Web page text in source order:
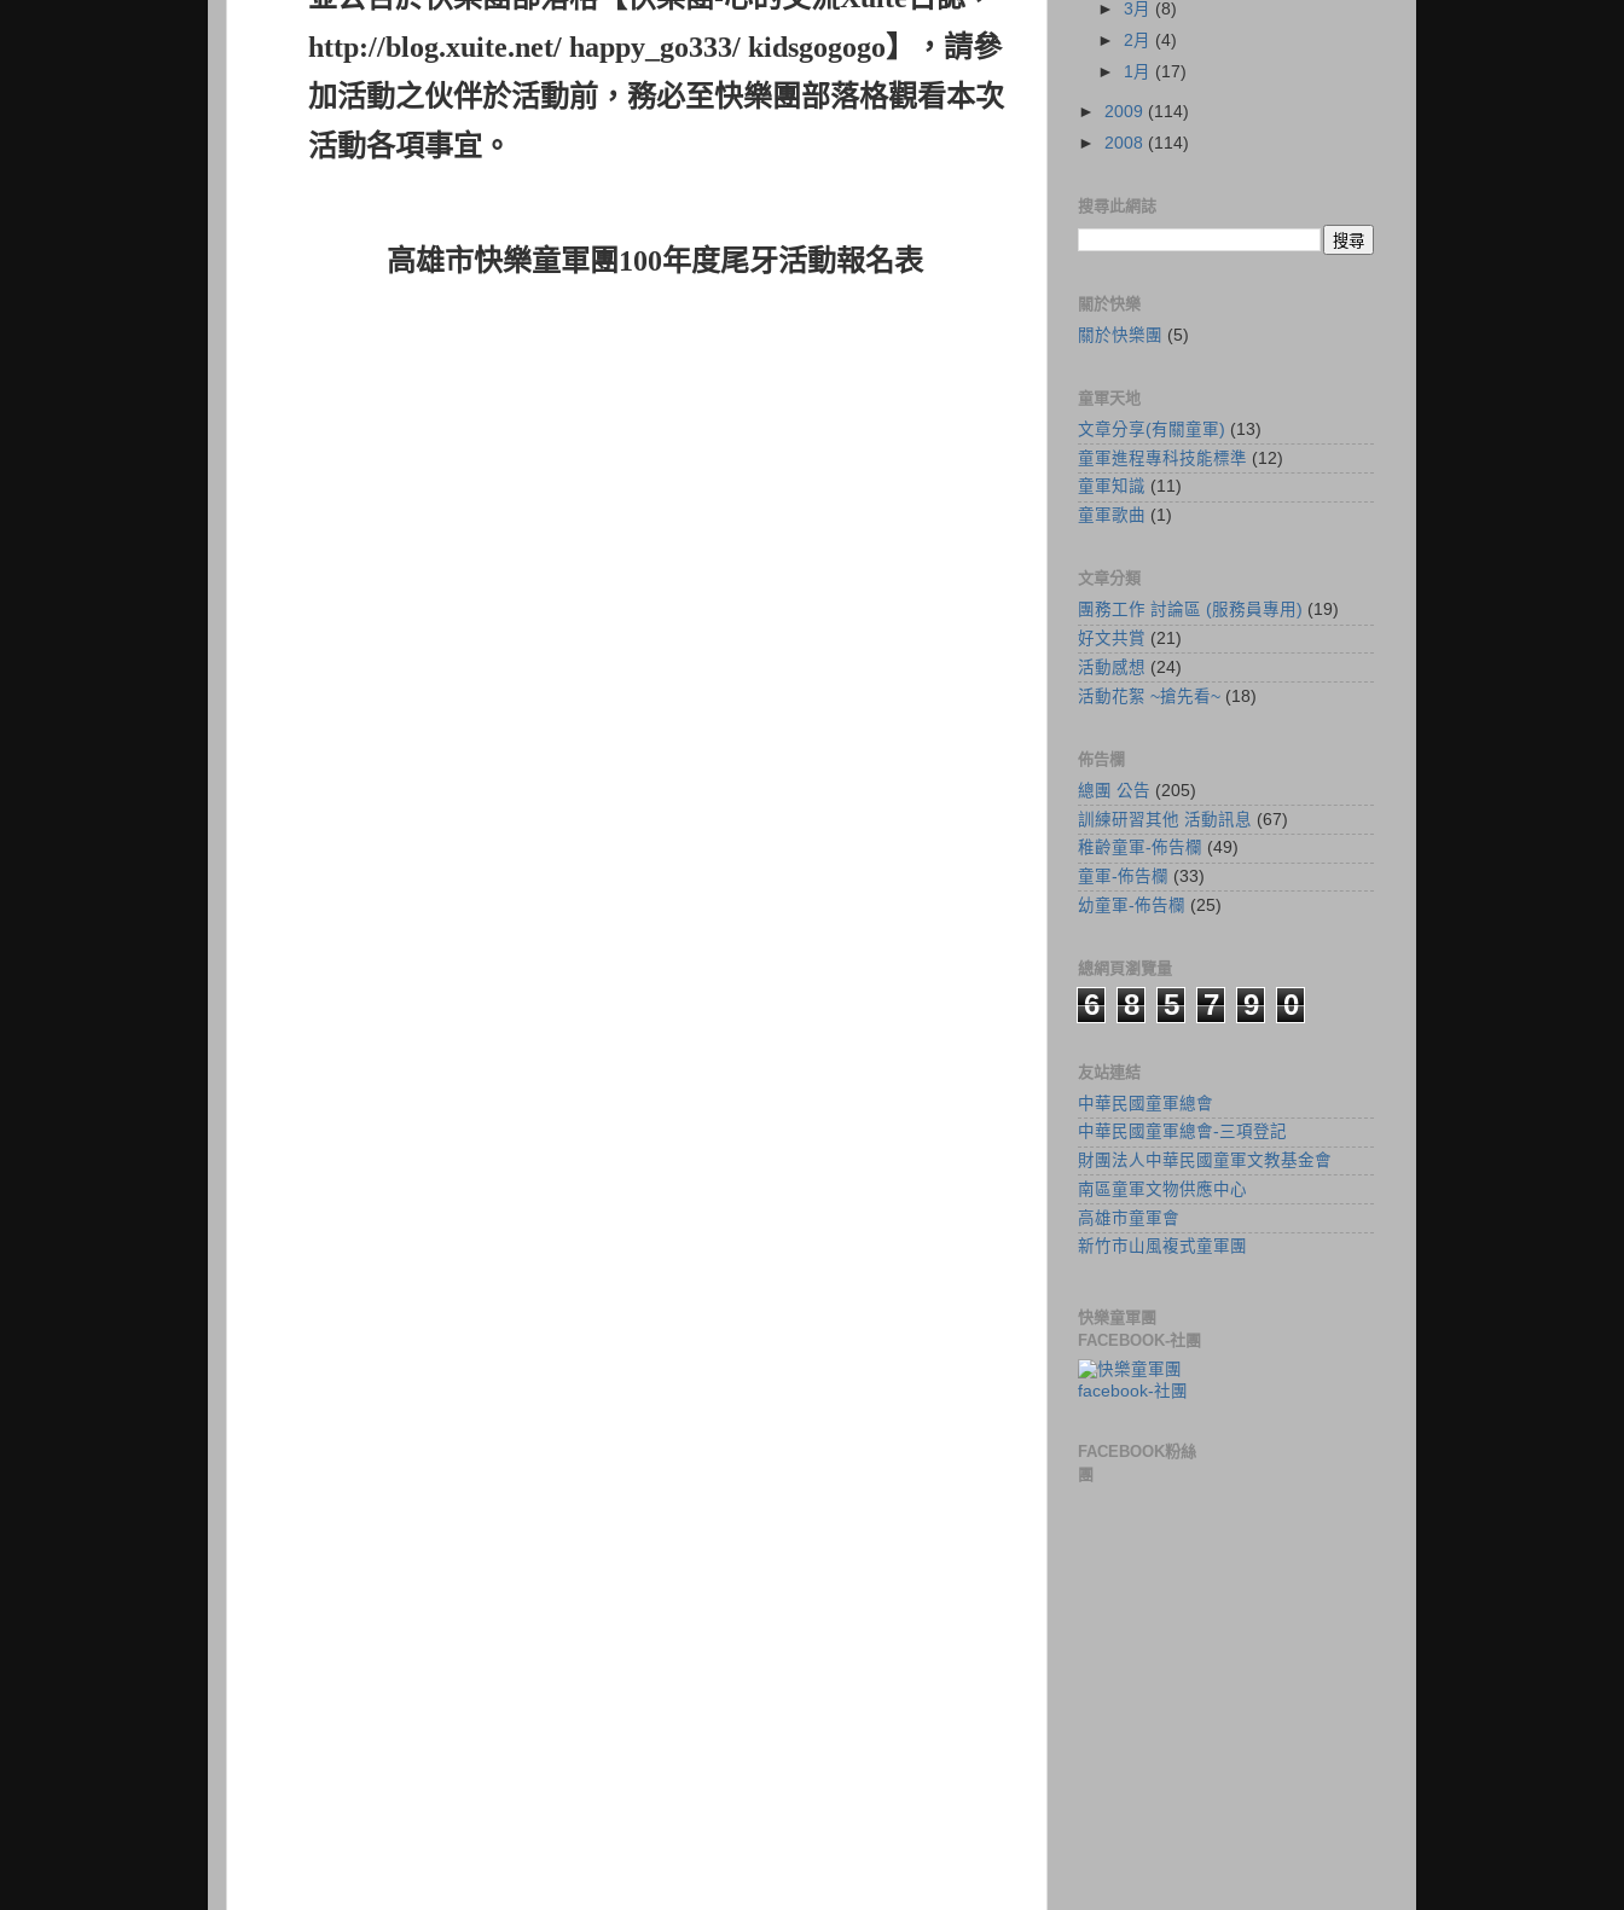
http://blog.xuite.net/ happy_go333/ kidsgogogo】，請參
加活動之伙伴於活動前，務必至快樂團部落格觀看本次
活動各項事宜。
高雄市快樂童軍團 100年度尾牙活動報名表
►3月 (8)
► 2月 (4)
► 1月 (17)
► 2009 (114)
► 2008 (114)
搜尋此網誌
關於快樂
關於快樂團 (5)
童軍天地
文章分享(有關童軍) (13)
童軍進程專科技能標準 (12)
童軍知識 (11)
童軍歌曲 (1)
文章分類
團務工作 討論區 (服務員專用) (19)
好文共賞 (21)
活動感想 (24)
活動花絮 ~搶先看~ (18)
佈告欄
總團 公告 (205)
訓練研習其他 活動訊息 (67)
稚齡童軍-佈告欄 (49)
童軍-佈告欄 (33)
幼童軍-佈告欄 (25)
總網頁瀏覽量
6 8 5 7 9 0
友站連結
中華民國童軍總會
中華民國童軍總會-三項登記
財團法人中華民國童軍文教基金會
南區童軍文物供應中心
高雄市童軍會
新竹市山風複式童軍團
快樂童軍團
FACEBOOK-社團
FACEBOOK粉絲
團